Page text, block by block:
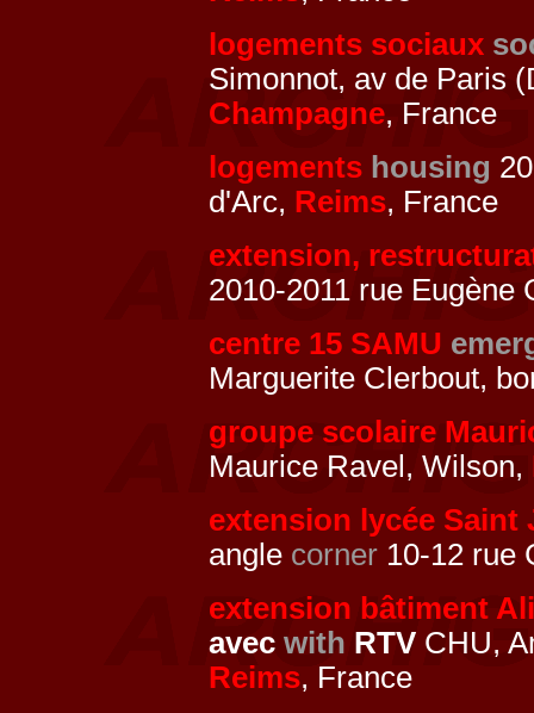
logements sociaux
Simonnot, av de Paris
Champagne, France
logements housing
d'Arc, Reims, France
extension,
2010-2011 rue Eugène
centre 15 SAMU
Marguerite Clerbout,
groupe scolaire
Maurice Ravel, Wilson,
extension lycée Saint
angle corner 10-12 rue
extension bâtiment
avec with RTV CHU,
Reims, France